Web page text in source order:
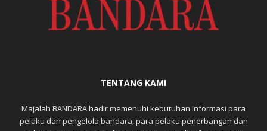
TENTANG KAMI
Majalah BANDARA hadir memenuhi kebutuhan informasi para
pelaku dan pengelola bandara, para pelaku penerbangan dan